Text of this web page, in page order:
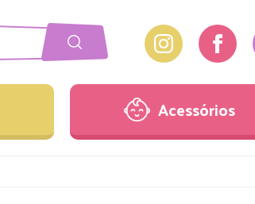
Acessórios
Laços
Pulseiras Acessórios